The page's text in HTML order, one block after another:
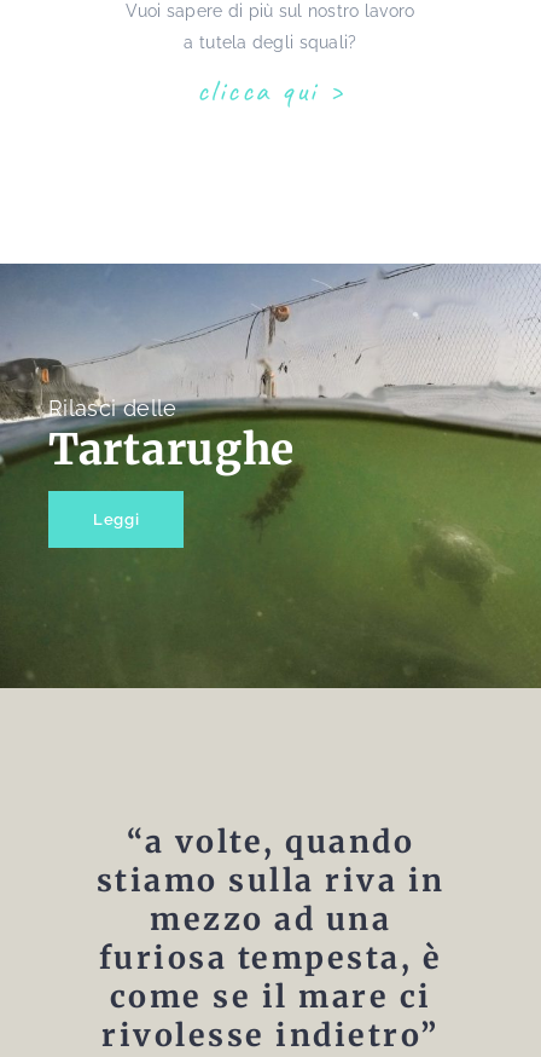
Vuoi sapere di più sul nostro lavoro
a tutela degli squali?
clicca qui
Rilasci delle
Tartarughe
Leggi
“a volte, quando
stiamo sulla riva in
mezzo ad una
furiosa tempesta, è
come se il mare ci
rivolesse indietro”